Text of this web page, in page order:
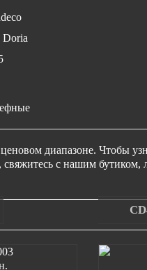
Doria
диапазоне. Чтобы
свяжитесь с нашим